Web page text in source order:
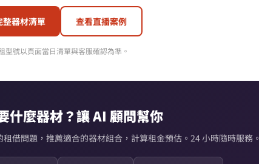
整器材清單 查看直播案例
型號以頁面當日清單與客服確認為準。
什麼器材？讓 AI 顧問幫你
借問題，推薦適合的器材組合，計算租金預估。24 小時隨時服務。